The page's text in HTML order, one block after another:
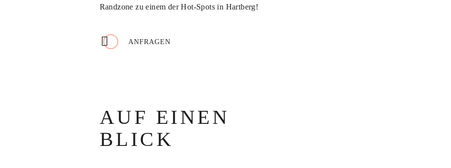
Randzone zu einem der Hot-Spots in Hartberg!
ANFRAGEN
AUF EINEN
BLICK